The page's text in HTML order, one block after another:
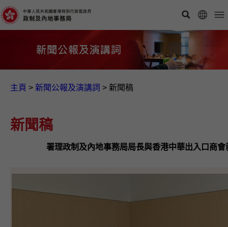
主頁 > 新聞公報及演講詞 > 新聞稿
新聞稿
署理政制及內地事務局局長與香港中華出入口商